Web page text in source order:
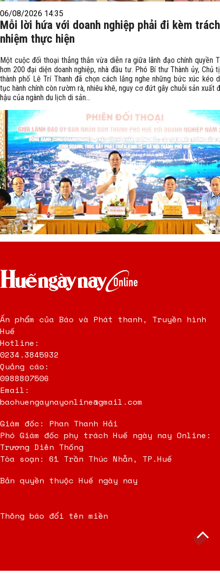
06/08/2026 14:35
Mỗi lời hứa với doanh nghiệp phải đi kèm trách
nhiệm thực hiện
Một cuộc đối thoại thẳng thắn vừa diễn ra giữa lãnh đạo chính quyền
hơn 200 đại diện doanh nghiệp, nhà đầu tư. Phó Bí thư Thành ủy, Chủ
thành phố Lê Trí Thanh đã chọn cách lắng nghe những bức xúc kéo
tục hành chính còn rườm rà, nhiêu khê, nguy cơ đứt gãy chuỗi sản xuất
hậu của ngành du lịch di sản...
Ấn phẩm của Báo và Phát thanh, Truyền hình
Huế
Hotline:
0234.3845932
Quảng cáo:
0988807506
Email:
baohuengaynayonline@gmail.com
Giám đốc: Phan Thanh Hải
Phó Giám đốc phụ trách Huế ngày nay Online:
Trương Diên Thống
Tòa soạn: 61 Trần Thúc Nhẫn, TP.Huế
Bản quyền thuộc Huế ngày nay
Thông báo đổi tên miền